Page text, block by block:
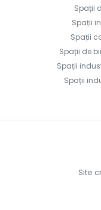
Spații
Spații
Spații
Spații de
Spații
Spații
Site